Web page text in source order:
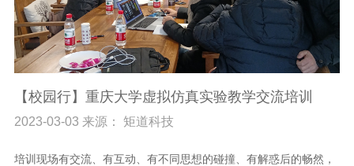
【校园行】重庆大学虚拟仿真实验教学交流培训
2023-03-03 来源： 矩道科技
培训现场有交流、有互动、有不同思想的碰撞、有解惑后的畅然，